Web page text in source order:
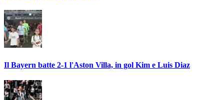
Il Bayern batte 2-1 l'Aston Villa, in gol Kim e Luis Diaz